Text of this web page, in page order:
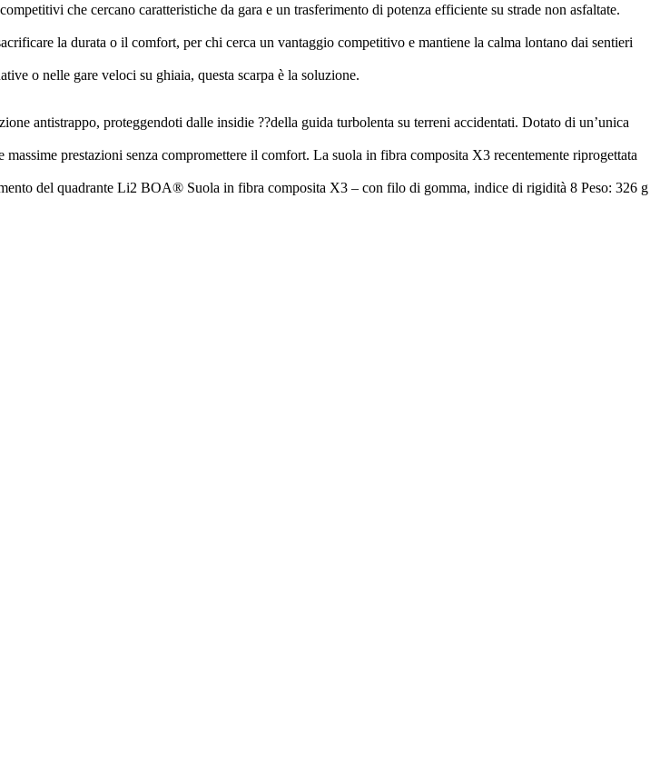
che cercano caratteristiche da gara e un trasferimento di potenza efficiente su strade non asfaltate.
la durata o il comfort, per chi cerca un vantaggio competitivo e mantiene la calma lontano dai sentieri
o nelle gare veloci su ghiaia, questa scarpa è la soluzione.
antistrappo, proteggendoti dalle insidie ??della guida turbolenta su terreni accidentati. Dotato di un’unica
prestazioni senza compromettere il comfort. La suola in fibra composita X3 recentemente riprogettata
del quadrante Li2 BOA® Suola in fibra composita X3 – con filo di gomma, indice di rigidità 8 Peso: 326 g